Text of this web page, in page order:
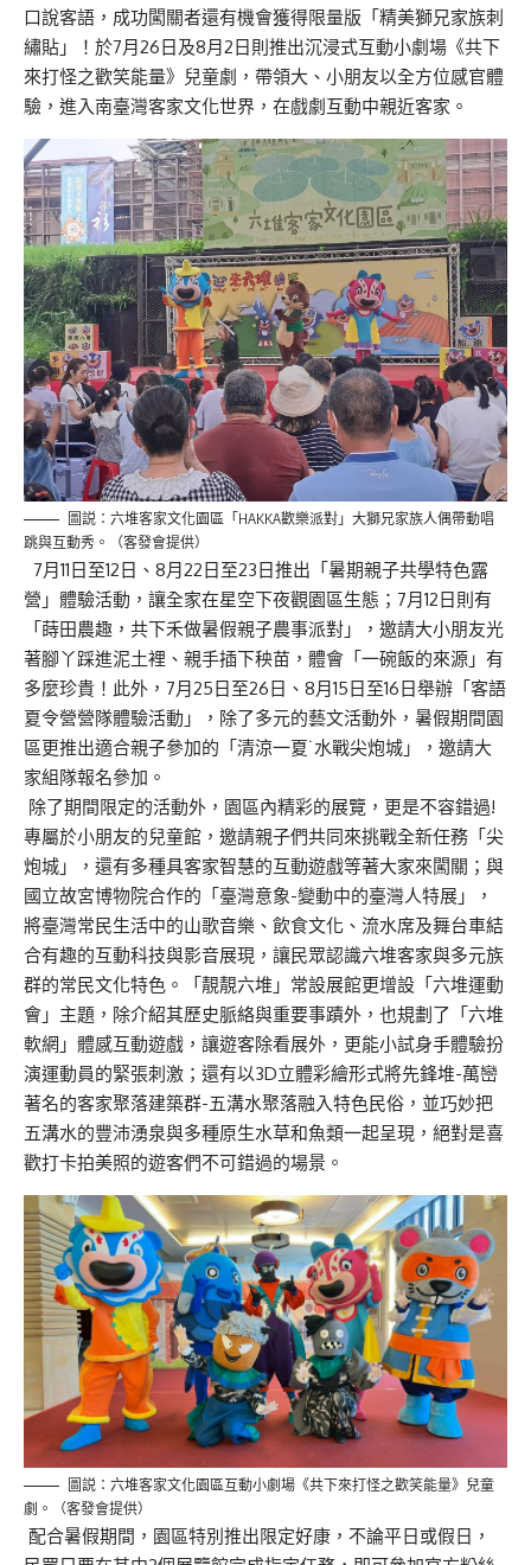
口說客語，成功闖關者還有機會獲得限量版「精美獅兄家族刺
繡貼」！ 於7月26日及8月2日則推出沉浸式互動小劇場《共下
來打怪之歡笑能量》 兒童劇 ，帶領大 、 小朋友以全方位感官體
驗，進入南臺灣客家文化世界，在戲劇互動中親近客家 。
圖説：六堆客家文化園區「HAKKA歡樂派對」大獅兄家族人偶帶動唱
跳與互動秀。（客發會提供）
7月11日至12日、8月22日至23日推出「暑期親子共學特色露
營」體驗活動，讓全家在星空下夜觀園區生態；7月12日則有
「蒔田農趣，共下禾做暑假親子農事派對」，邀請大小朋友光
著腳丫踩進泥土裡、 親手插下秧苗 ，體會「一碗飯的來源」有
多麼珍貴 ！ 此外， 7月25日至26日、 8月15日至16日舉辦 「客語
夏令營營隊體驗活動」， 除了多元的藝文活動外， 暑假期間園
區更推出適合親子參加的「清涼一夏˙水戰尖炮城 」，邀請大
家組隊報名參加。
除了期間限定的活動外，園區內精彩的展覽 ， 更是不容錯過!
專屬於小朋友的兒童館 ， 邀請親子們共同來挑戰全新任務「尖
炮城 」，還有多種具客家智慧的互動遊戲等著大家來闖關 ； 與
國立故宮博物院合作的「臺灣意象-變動中的臺灣人特展 」，
將臺灣常民生活中的山歌音樂、 飲食文化 、 流水席及舞台車結
合有趣的互動科技與影音展現，讓民眾認識六堆客家與多元族
群的常民文化特色 。 「靚靚六堆」 常設展館更增設「六堆運動
會」主題，除介紹其歷史脈絡與重要事蹟外，也規劃了「六堆
軟網」 體感互動遊戲，讓遊客除看展外， 更能小試身手體驗扮
演運動員的緊張刺激 ； 還有以3D立體彩繪形式將先鋒堆-萬巒
著名的客家聚落建築群-五溝水聚落融入特色民俗，並巧妙把
五溝水的豐沛湧泉與多種原生水草和魚類一起呈現 ， 絕對是喜
歡打卡拍美照的遊客們不可錯過的場景 。
圖説：六堆客家文化園區互動小劇場《共下來打怪之歡笑能量》兒童
劇。（客發會提供）
配合暑假期間， 園區特別推出限定好康，不論平日或假日，